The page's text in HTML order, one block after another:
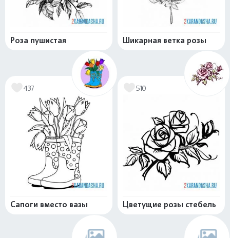
Роза пушистая Шикарная ветка розы
437
Сапоги вместо вазы
510
Цветущие розы стебель